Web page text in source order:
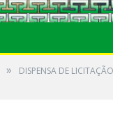
»
DISPENSA DE